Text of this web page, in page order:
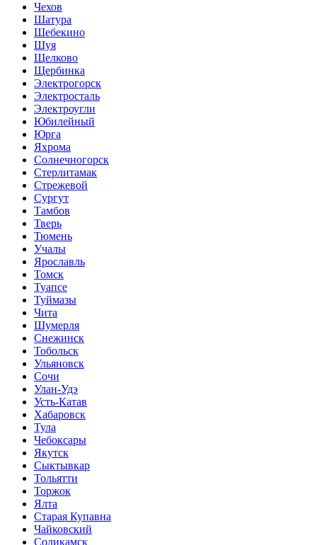
Чехов
Шатура
Шебекино
Шуя
Щелково
Щербинка
Электрогорск
Электросталь
Электроугли
Юбилейный
Юрга
Яхрома
Солнечногорск
Стерлитамак
Стрежевой
Сургут
Тамбов
Тверь
Тюмень
Учалы
Ярославль
Томск
Туапсе
Туймазы
Чита
Шумерля
Снежинск
Тобольск
Ульяновск
Сочи
Улан-Удэ
Усть-Катав
Хабаровск
Тула
Чебоксары
Якутск
Сыктывкар
Тольятти
Торжок
Ялта
Старая Купавна
Чайковский
Соликамск